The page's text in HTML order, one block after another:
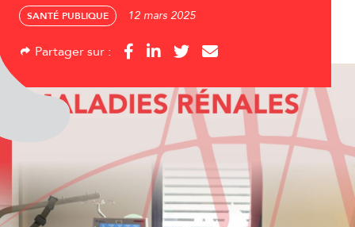
SANTÉ PUBLIQUE 12 mars 2025
Partager sur :